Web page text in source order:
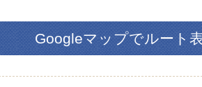
Googleマップでルート